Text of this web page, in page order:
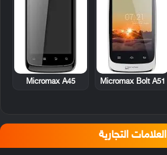
Micromax Bolt A51
Micromax A45
العلامات التجارية